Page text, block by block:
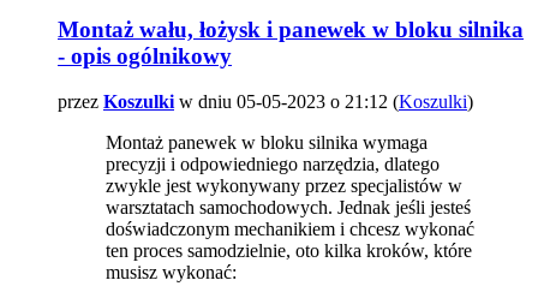
Montaż wału, łożysk i panewek w bloku silnika
- opis ogólnikowy
przez Koszulki w dniu 05-05-2023 o 21:12 (Koszulki)
Montaż panewek w bloku silnika wymaga
precyzji i odpowiedniego narzędzia, dlatego
zwykle jest wykonywany przez specjalistów w
warsztatach samochodowych. Jednak jeśli jesteś
doświadczonym mechanikiem i chcesz wykonać
ten proces samodzielnie, oto kilka kroków, które
musisz wykonać: